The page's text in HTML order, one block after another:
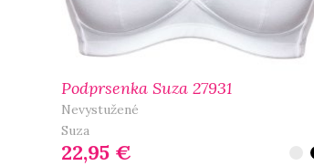
Podprsenka Suza 27931
Nevystužené
Suza
22,95 €